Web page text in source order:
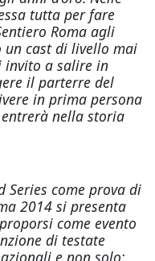
tutta per fare
Roma agli
un cast di livello mai
invito a salire in
il parterre del
in prima persona
entrerà nella storia
come prova di
2014 si presenta
come evento
di testate
e non solo: